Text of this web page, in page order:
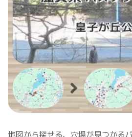
地図から探せる、穴場が見つかる